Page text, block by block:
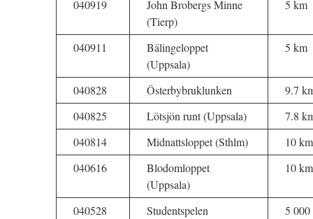
040919
John Brobergs Minne
(Tierp)
5 km
040911
Bälingeloppet
(Uppsala)
5 km
040828 Österbybruklunken
9.7
040825
Lötsjön runt (Uppsala)
7.8
040814
Midnattsloppet (Sthlm)
10 km
040616
Blodomloppet
(Uppsala)
10 km
040528
Studentspelen
5 000